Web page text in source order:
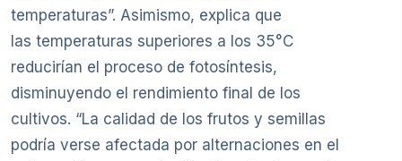
temperaturas”. Asimismo, explica que
las temperaturas superiores a los 35°C
reducirían el proceso de fotosíntesis,
disminuyendo el rendimiento final de los
cultivos. “La calidad de los frutos y semillas
podría verse afectada por alternaciones en el